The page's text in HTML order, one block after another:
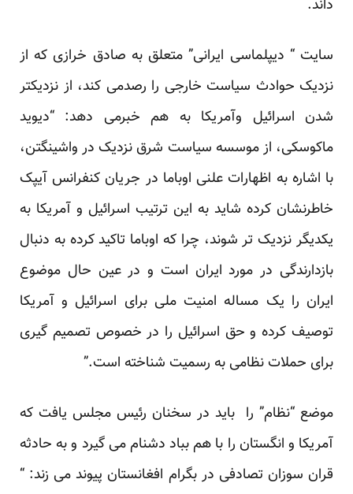
داند.
سایت “ دیپلماسی ایرانی” متعلق به صادق خرازی که از
نزدیک حوادث سیاست خارجی را رصدمی کند، از نزدیکتر
شدن اسرائیل وآمریکا به هم خبرمی دهد: “دیوید
ماکوسکی، از موسسه سیاست شرق نزدیک در واشینگتن،
با اشاره به اظهارات علنی اوباما در جریان کنفرانس آیپک
خاطرنشان کرده شاید به این ترتیب اسرائیل و آمریکا به
یکدیگر نزدیک تر شوند، چرا که اوباما تاکید کرده به دنبال
بازدارندگی در مورد ایران است و در عین حال موضوع
ایران را یک مساله امنیت ملی برای اسرائیل و آمریکا
توصیف کرده و حق اسرائیل را در خصوص تصمیم گیری
برای حملات نظامی به رسمیت شناخته است.”
موضع “نظام” را باید در سخنان رئیس مجلس یافت که
آمریکا و انگستان را با هم بباد دشنام می گیرد و به حادثه
قران سوزان تصادفی در بگرام افغانستان پیوند می زند: “